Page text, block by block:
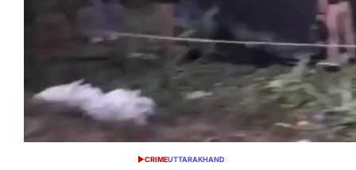
POSTED
CRIMEUTTARAKHAND